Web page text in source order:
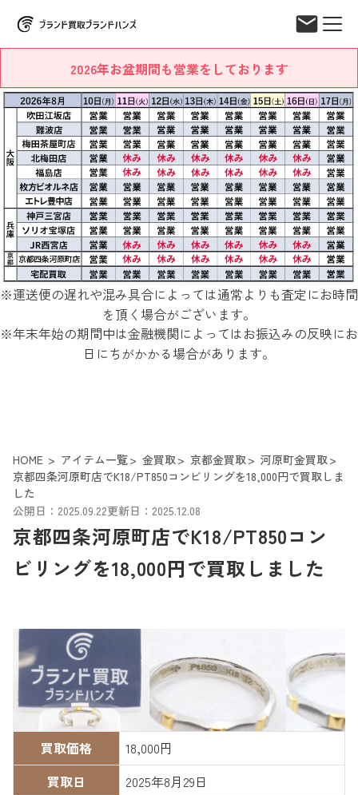
2026年お盆期間も営業をしております
※運送便の遅れや混み具合によっては通常よりも査定にお時間
を頂く場合がございます。
※年末年始の期間中は金融機関によってはお振込みの反映にお
日にちがかかる場合があります。
HOME アイテム一覧 金買取 京都金買取
河原町金買取
京都四条河原町店でK18/PT850コンビリングを18,000円で買取しま
した
公開日：2025.09.22更新日：2025.12.08
京都四条河原町店でK18/PT850コン
ビリングを18,000円で買取しました
買取価格
18,000円
買取日
2025年8月29日